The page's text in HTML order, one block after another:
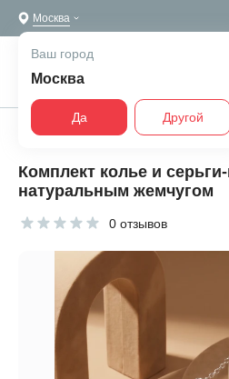
Москва
Ваш город
Москва
Да Другой
Главная Бижутерия Комплекты
Комплект колье и
натуральным жемчугом
0 отзывов